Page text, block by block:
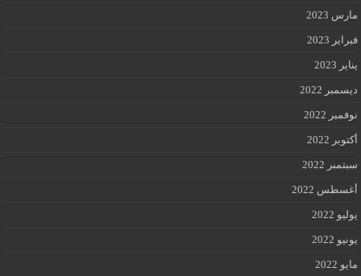
مارس 2023
فبراير 2023
يناير 2023
ديسمبر 2022
نوفمبر 2022
أكتوبر 2022
سبتمبر 2022
أغسطس 2022
يوليو 2022
يونيو 2022
مايو 2022